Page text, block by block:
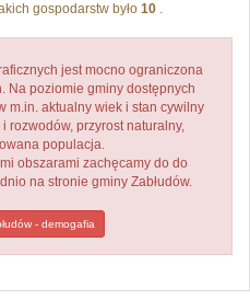
gospodarstw było 10 .
jest mocno ograniczona
Na poziomie gminy dostępnych
m.in. aktualny wiek i stan cywilny
rozwodów, przyrost naturalny,
populacja.
obszarami zachęcamy do do
na stronie gminy Zabłudów.
- demogafia